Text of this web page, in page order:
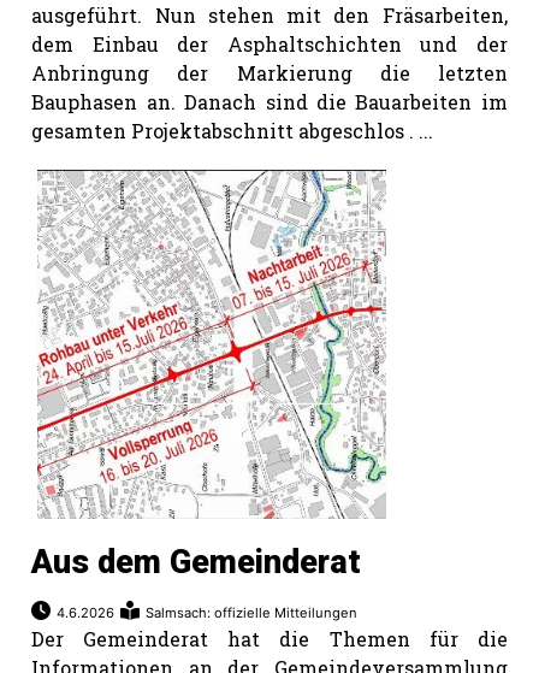
ausgeführt. Nun stehen mit den Fräsarbeiten,
dem Einbau der Asphaltschichten und der
Anbringung der Markierung die letzten
Bauphasen an. Danach sind die Bauarbeiten im
gesamten Projektabschnitt abgeschlos . ...
Aus dem Gemeinderat
4.6.2026 Salmsach: offizielle Mitteilungen
Der Gemeinderat hat die Themen für die
Informationen an der Gemeindeversammlung